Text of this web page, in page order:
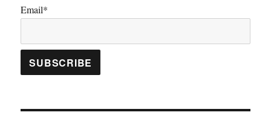
Email*